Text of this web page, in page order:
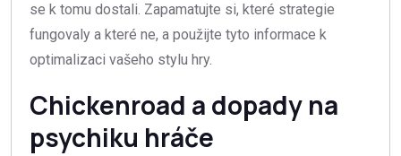
se k tomu dostali. Zapamatujte si, které strategie
fungovaly a které ne, a použijte tyto informace k
optimalizaci vašeho stylu hry.
Chickenroad a dopady na
psychiku hráče